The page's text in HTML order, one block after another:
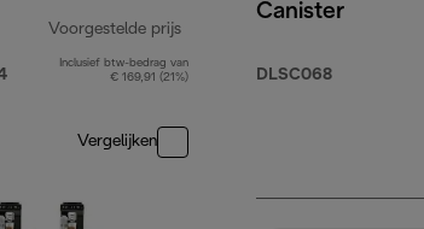
Voorgestelde prijs
originele prijs € 1.149,99
Inclusief btw-bedrag van
€ 169,91 (21%)
Vergelijken
Canister
DLSC068